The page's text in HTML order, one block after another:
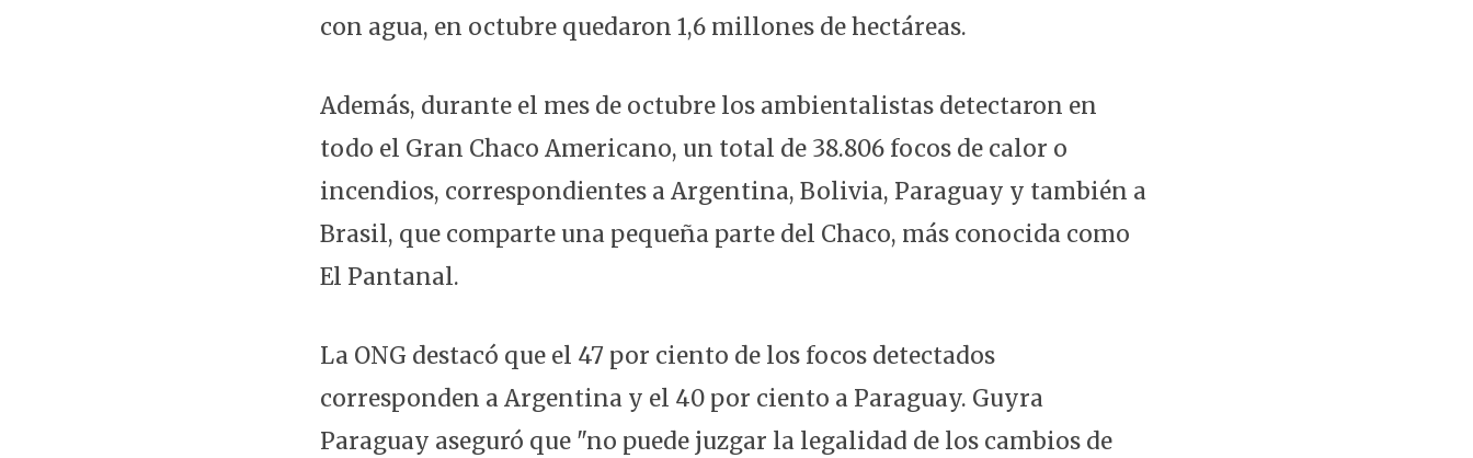
con agua, en octubre quedaron 1,6 millones de hectáreas.
Además, durante el mes de octubre los ambientalistas detectaron en
todo el Gran Chaco Americano, un total de 38.806 focos de calor o
incendios, correspondientes a Argentina, Bolivia, Paraguay y también a
Brasil, que comparte una pequeña parte del Chaco, más conocida como
El Pantanal.
La ONG destacó que el 47 por ciento de los focos detectados
corresponden a Argentina y el 40 por ciento a Paraguay. Guyra
Paraguay aseguró que "no puede juzgar la legalidad de los cambios de